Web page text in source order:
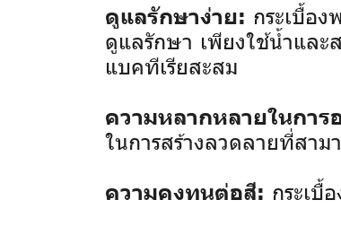
ดูแลรักษาง่าย: กระเบื้อ
ดูแลรักษา เพียงใช้น้ำและ
แบคทีเรียสะสม
ความหลากหลายในการ
ในการสร้างลวดลายที่สาม
ความคงทนต่อสี: กระเบื้